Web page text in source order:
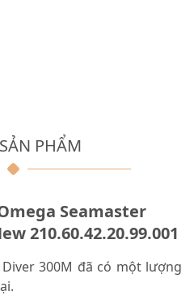
PHẨM
Seamaster
210.60.42.20.99.001
300M đã có một lượng